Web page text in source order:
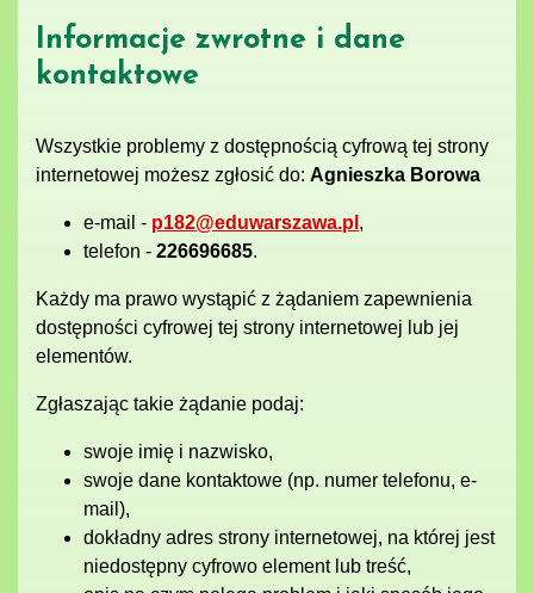
Informacje zwrotne i dane
kontaktowe
Wszystkie problemy z dostępnością cyfrową tej strony
internetowej możesz zgłosić do: Agnieszka Borowa
e-mail - p182@eduwarszawa.pl ,
telefon - 226696685.
Każdy ma prawo wystąpić z żądaniem zapewnienia
dostępności cyfrowej tej strony internetowej lub jej
elementów.
Zgłaszając takie żądanie podaj:
swoje imię i nazwisko,
swoje dane kontaktowe (np. numer telefonu, e-
mail),
dokładny adres strony internetowej, na której jest
niedostępny cyfrowo element lub treść,